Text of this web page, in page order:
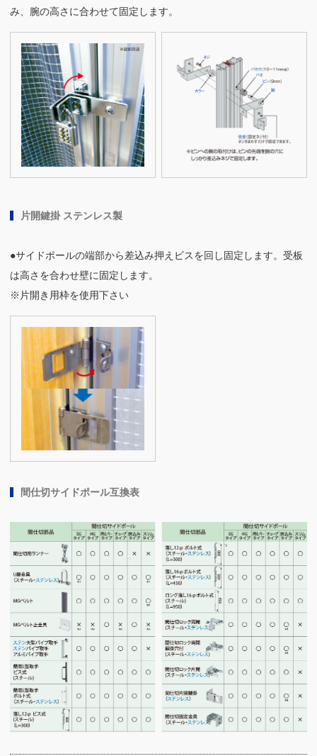
み、腕の高さに合わせて固定します。
片開鍵掛 ステンレス製
●サイドポールの端部から差込み押えビスを回し固定します。受板
は高さを合わせ壁に固定します。
※片開き用枠を使用下さい
間仕切サイドポール互換表